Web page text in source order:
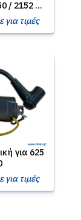
/ 2152 ...
για τιμές
για 625
για τιμές